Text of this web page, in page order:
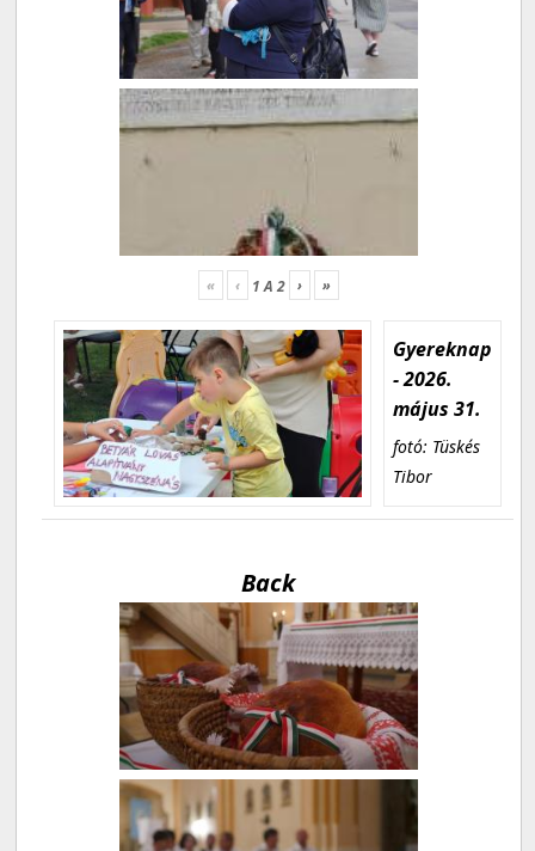
« ‹ 1A2 › »
Gyereknap
- 2026.
május 31.
fotó: Tüskés
Tibor
Back